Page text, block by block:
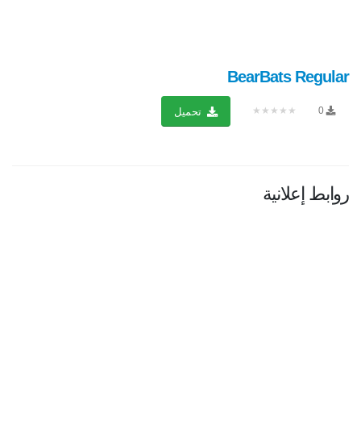
BearBats Regular
0
★★★★★ تحميل
روابط إعلانية